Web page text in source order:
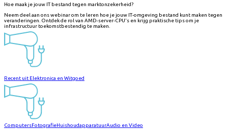
Hoe maak je jouw IT bestand tegen marktonzekerheid?
Neem deel aan ons webinar om te leren hoe je jouw IT-omgeving bestand kunt maken tegen
veranderingen. Ontdek de rol van AMD-server-CPU's en krijg praktische tips om je
infrastructuur toekomstbestendig te maken.
Recent uit Elektronica en Witgoed
ComputersFotografieHuishoudapparatuurAudio en Video